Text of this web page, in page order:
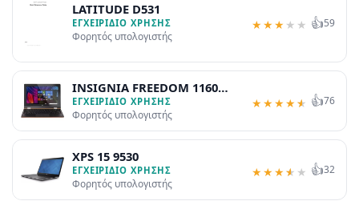
LATITUDE D531
ΕΓΧΕΙΡΊΔΙΟ ΧΡΉΣΗΣ
Φορητός υπολογιστής
★★★ ★ ★ 👍59
INSIGNIA FREEDOM 1160
WIN
ΕΓΧΕΙΡΊΔΙΟ ΧΡΉΣΗΣ
Φορητός υπολογιστής
★★★★★ 👍76
XPS 15 9530
ΕΓΧΕΙΡΊΔΙΟ ΧΡΉΣΗΣ
Φορητός υπολογιστής
★★★★ ★ 👍32